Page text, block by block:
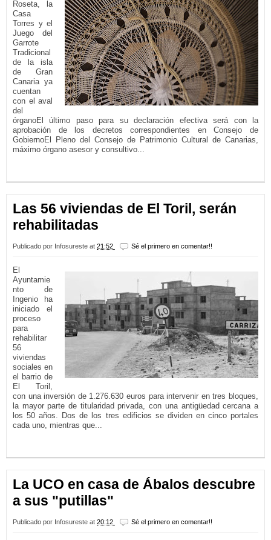
Roseta, la
Casa
Torres y el
Juego del
Garrote
Tradicional
de la isla
de Gran
Canaria ya
cuentan
con el aval
del
órganoEl último paso para su declaración efectiva será con la
aprobación de los decretos correspondientes en Consejo de
GobiernoEl Pleno del Consejo de Patrimonio Cultural de Canarias,
máximo órgano asesor y consultivo...
Las 56 viviendas de El Toril, serán
rehabilitadas
Publicado por Infosureste at 21:52 Sé el primero en comentar!!
El
Ayuntamie
nto de
Ingenio ha
iniciado el
proceso
para
rehabilitar
56
viviendas
sociales en
el barrio de
El Toril,
con una inversión de 1.276.630 euros para intervenir en tres bloques,
la mayor parte de titularidad privada, con una antigüedad cercana a
los 50 años. Dos de los tres edificios se dividen en cinco portales
cada uno, mientras que...
La UCO en casa de Ábalos descubre
a sus "putillas"
Publicado por Infosureste at 20:12 Sé el primero en comentar!!